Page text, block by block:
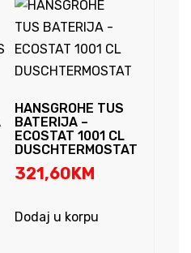
HANSGROHE TUS
BATERIJA –
ECOSTAT 1001 CL
DUSCHTERMOSTAT
321,60KM
Dodaj u korpu